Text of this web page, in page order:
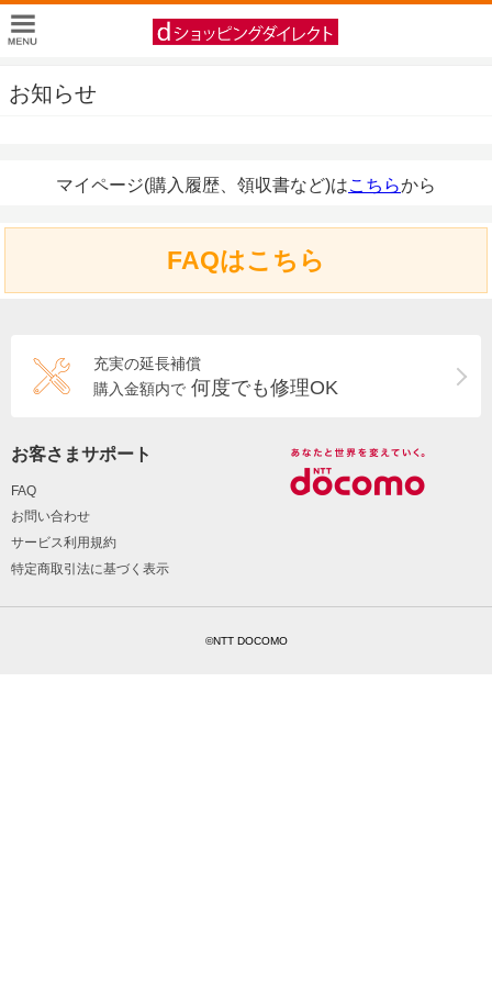
お知らせ
マイページ(購入履歴、領収書など)はこちらから
FAQはこちら
充実の延長補償
購入金額内で 何度でも修理OK
お客さまサポート
FAQ
お問い合わせ
サービス利用規約
特定商取引法に基づく表示
©NTT DOCOMO